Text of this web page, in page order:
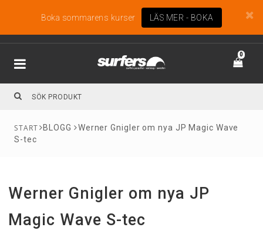
Boka sommarens kurser LÄS MER - BOKA
0
BLOGG
Werner Gnigler om nya JP Magic Wave
S-tec
Werner Gnigler om nya JP
Magic Wave S-tec